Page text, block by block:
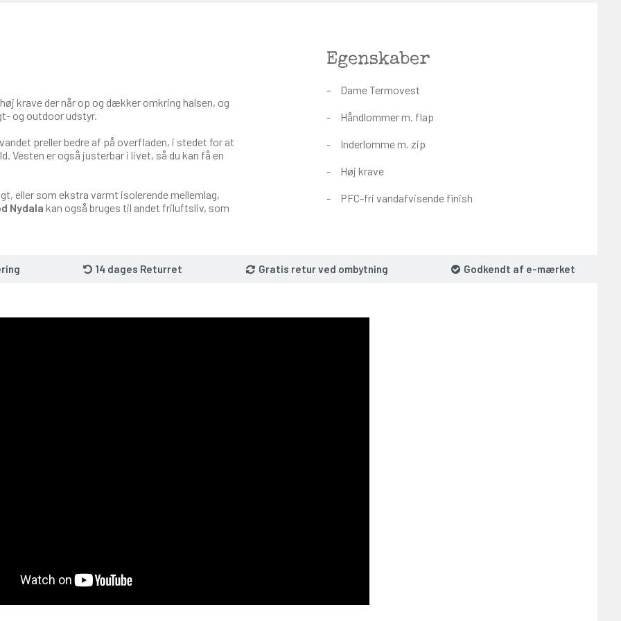
krave der når op og dækker omkring halsen, og
og outdoor udstyr.
preller bedre af på overfladen, i stedet for at
Vesten er også justerbar i livet, så du kan få en
eller som ekstra varmt isolerende mellemlag,
Nydala kan også bruges til andet friluftsliv, som
Egenskaber
Dame Termovest
Håndlommer m. flap
Inderlomme m. zip
Høj krave
PFC-fri vandafvisende finish
14 dages Returret Gratis retur ved ombytning Godkendt af e-mærket